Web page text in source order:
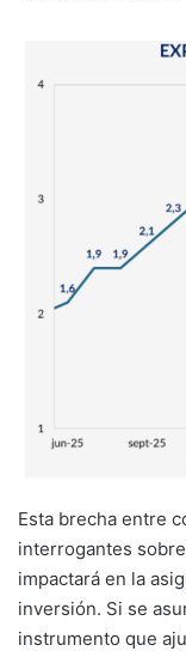
Esta brecha entre
interrogantes
impactará en la
inversión. Si se
instrumento que